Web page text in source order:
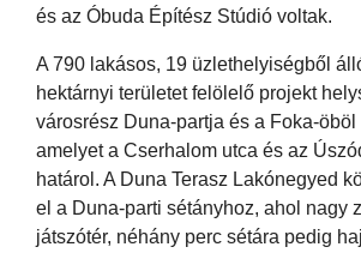
és az Óbuda Építész Stúdió voltak.
A 790 lakásos, 19 üzlethelyiségből
hektárnyi területet felölelő projekt
városrész Duna-partja és a Foka-öböl
amelyet a Cserhalom utca és az
határol. A Duna Terasz Lakónegyed
el a Duna-parti sétányhoz, ahol nagy
játszótér, néhány perc sétára pedig